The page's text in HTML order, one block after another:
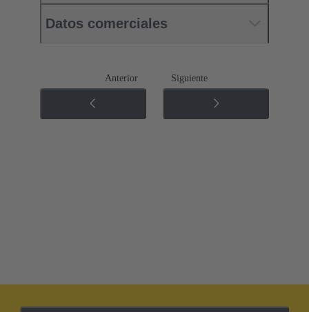
Datos comerciales
Anterior Siguiente